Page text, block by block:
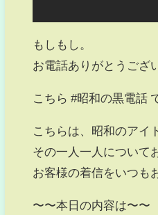
もしもし。
お電話ありがとうござ
こちら #昭和の黒電話
こちらは、昭和のアイ
その一人一人について
お客様の着信をいつも
〜〜本日の内容は〜〜